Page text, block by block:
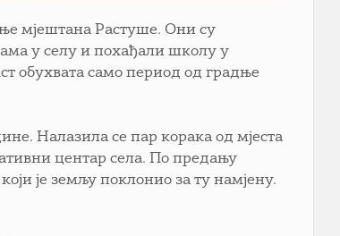
мјештана Растуше. Они су
у селу и похађали школу у
обухвата само период од градње
Налазила се пар корака од мјеста
центар села. По предању
је земљу поклонио за ту намјену.